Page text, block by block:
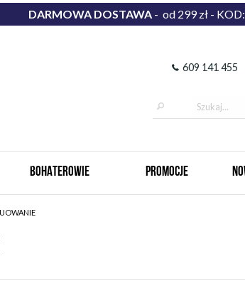
DARMOWA DOSTAWA - od 299 zł -
609 141 455
BOHATEROWIE PROMOCJE